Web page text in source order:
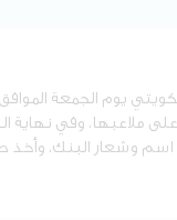
يوم الجمعة الموافق
على ملاعبها، وفي نهاية
اسم وشعار البنك، وأخذ